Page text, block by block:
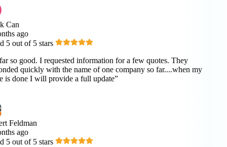
Can
ago
5 out of 5 stars
so good. I requested information for a few quotes. They
quickly with the name of one company so far....when my
is done I will provide a full update”
Feldman
ago
5 out of 5 stars